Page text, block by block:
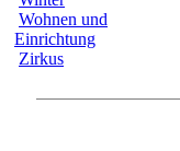
Wohnen und
Einrichtung
Zirkus